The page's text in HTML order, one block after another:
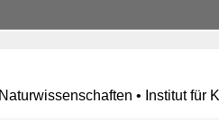
• Institut für